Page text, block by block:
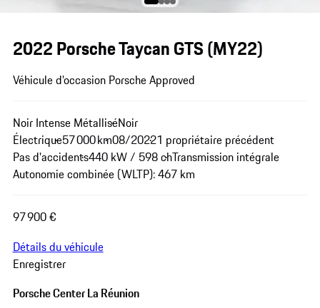
2022 Porsche Taycan GTS (MY22)
Véhicule d’occasion Porsche Approved
Noir Intense MétalliséNoir
Électrique57 000 km08/20221 propriétaire précédent
Pas d'accidents440 kW / 598 chTransmission intégrale
Autonomie combinée (WLTP): 467 km
97 900 €
Détails du véhicule
Enregistrer
Porsche Center La Réunion